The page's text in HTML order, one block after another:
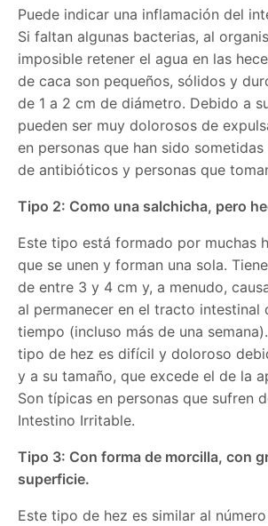
Puede indicar una inflamación del
Si faltan algunas bacterias, al
imposible retener el agua en las
de caca son pequeños, sólidos y
de 1 a 2 cm de diámetro. Debido a
pueden ser muy dolorosos de
en personas que han sido
de antibióticos y personas que
Tipo 2: Como una salchicha, pero
Este tipo está formado por muchas
que se unen y forman una sola.
de entre 3 y 4 cm y, a menudo,
al permanecer en el tracto intestinal
tiempo (incluso más de una
tipo de hez es difícil y doloroso
y a su tamaño, que excede el de la
Son típicas en personas que sufren
Intestino Irritable.
Tipo 3: Con forma de morcilla, con
superficie.
Este tipo de hez es similar al